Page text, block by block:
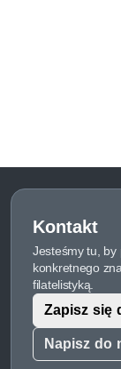
Kontakt
Jesteśmy tu, by
konkretnego
filatelistyką.
Napisz do
Zapisz się